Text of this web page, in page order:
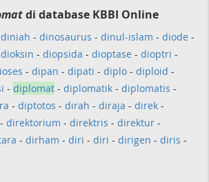
di database KBBI Online
diniah - dinosaurus - dinul-islam - diode -
dioksin - diopsida - dioptase - dioptri -
- dipan - dipati - diplo - diploid -
- diplomat - diplomatik - diplomatis -
- diptotos - dirah - diraja - direk -
- direktorium - direktris - direktur -
- dirham - diri - diri - dirigen - diris -